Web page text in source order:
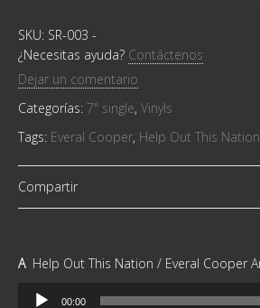
SKU: SR-003 -
¿Necesitas ayuda? Contáctenos
Dejar un comentario
Categorías: 7" single, Vinyls
Tags: Everal Cooper, Help Out This Nation
Compartir
A Help Out This Nation / Everal Cooper
Reproductor
00:00